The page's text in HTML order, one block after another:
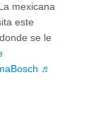
mexicana
este
se le
♬